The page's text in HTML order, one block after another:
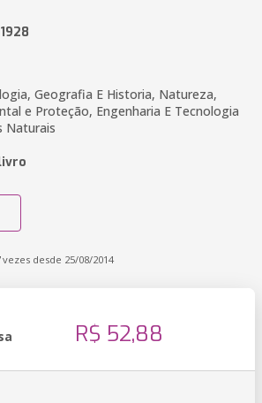
Geografia E Historia, Natureza,
e Proteção, Engenharia E Tecnologia
Naturais
vezes desde 25/08/2014
R$ 52,88